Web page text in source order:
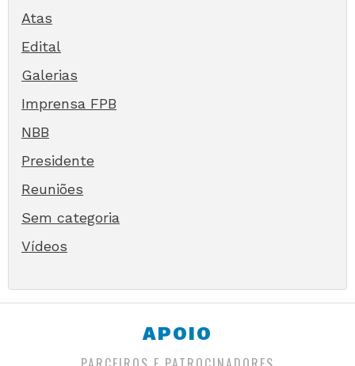
Atas
Edital
Galerias
Imprensa FPB
NBB
Presidente
Reuniões
Sem categoria
Vídeos
APOIO